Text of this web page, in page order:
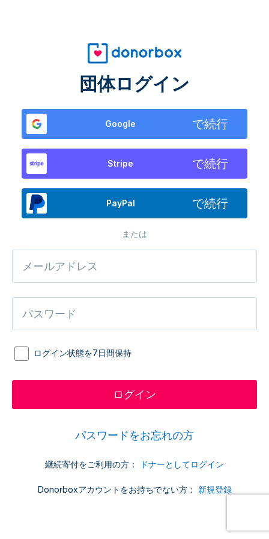
団体ログイン
Google で続行
Stripe で続行
PayPal で続行
または
ログイン状態を7日間保持
パスワードをお忘れの方
継続寄付をご利用の方： ドナーとしてログイン
Donorboxアカウントをお持ちでない方： 新規登録